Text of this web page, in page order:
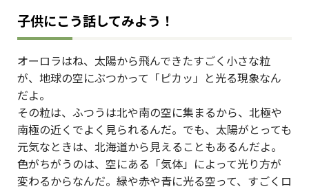
子供にこう話してみよう！
オーロラはね、太陽から飛んできたすごく小さな粒
が、地球の空にぶつかって「ピカッ」と光る現象なん
だよ。
その粒は、ふつうは北や南の空に集まるから、北極や
南極の近くでよく見られるんだ。でも、太陽がとっても
元気なときは、北海道から見えることもあるんだよ。
色がちがうのは、空にある「気体」によって光り方が
変わるからなんだ。緑や赤や青に光る空って、すごくロ